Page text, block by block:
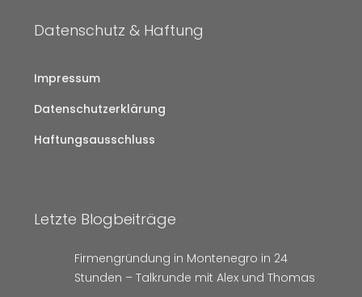
Datenschutz & Haftung
Impressum
Datenschutzerklärung
Haftungsausschluss
Letzte Blogbeiträge
Firmengründung in Montenegro in 24
Stunden – Talkrunde mit Alex und Thomas